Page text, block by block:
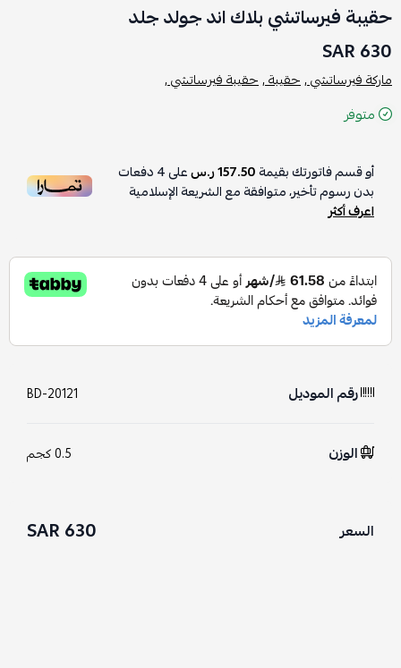
حقيبة فيرساتشي بلاك اند جولد جلد
630 SAR
ماركة فيرساتشي ,حقيبة ,حقيبة فيرساتشي ,
متوفر
أو قسم فاتورتك بقيمة157.50 ر.س على4دفعات
بدون رسوم تأخير، متوافقة مع الشريعة الإسلامية
اعرف أكثر
رقم الموديل BD-20121
الوزن 0.5 كجم
السعر 630 SAR